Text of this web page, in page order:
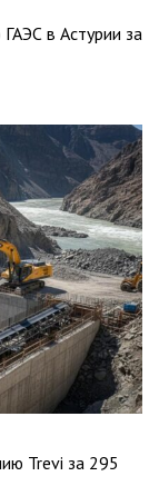
в Астурии за
Trevi за 295